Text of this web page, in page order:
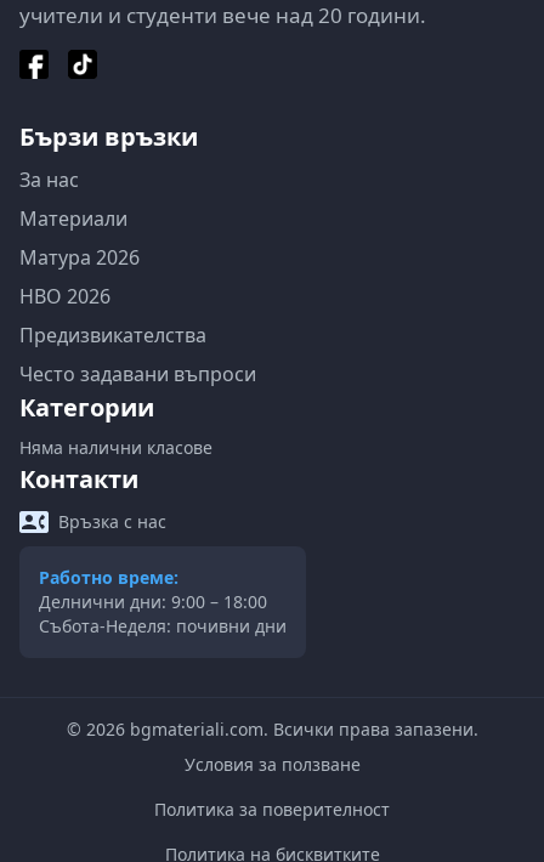
учители и студенти вече над 20 години.
Бързи връзки
За нас
Материали
Матура 2026
НВО 2026
Предизвикателства
Често задавани въпроси
Категории
Няма налични класове
Контакти
Връзка с нас
Работно време:
Делнични дни: 9:00 – 18:00
Събота-Неделя: почивни дни
© 2026bgmateriali.com. Всички права запазени.
Условия за ползване
Политика за поверителност
Политика на бисквитките